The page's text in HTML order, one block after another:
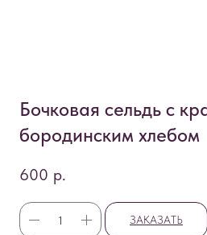
Бочковая сельдь с
бородинским хлебом
600 р.
ЗАКАЗАТЬ